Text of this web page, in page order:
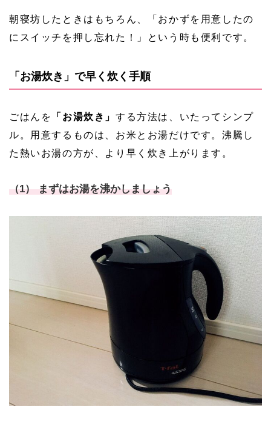
朝寝坊したときはもちろん、「おかずを用意したの
にスイッチを押し忘れた！」という時も便利です。
「お湯炊き」で早く炊く手順
ごはんを 「お湯炊き」する方法は、いたってシンプ
ル。用意するものは、お米とお湯だけです。沸騰し
た熱いお湯の方が、より早く炊き上がります。
（1） まずはお湯を沸かしましょう